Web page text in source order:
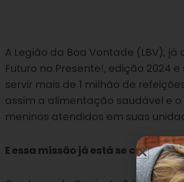
A Legião da Boa Vontade (LBV),
Futuro no Presente!, edição 2024
servir mais de 1 milhão de
assim a alimentação saudável e
meninos atendidos em suas
E essa missão já está se